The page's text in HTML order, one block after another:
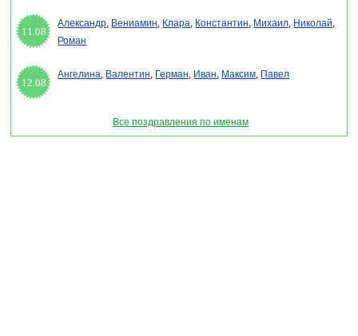
11.08
Александр, Вениамин, Клара, Константин, Михаил, Николай,
Роман
12.08
Ангелина, Валентин, Герман, Иван, Максим, Павел
Все поздравления по именам